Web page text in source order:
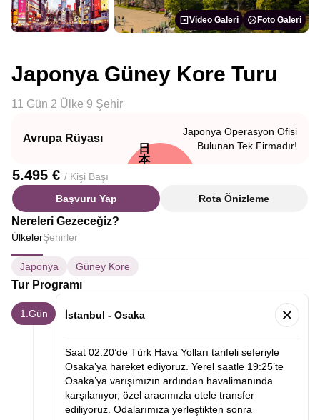
Video Galeri Foto Galeri
Japonya Güney Kore Turu
11 Gün 2 Ülke 9 Şehir
Avrupa Rüyası
日
本
Japonya Operasyon Ofisi
Bulunan Tek Firmadır!
5.495 € / Kişi Başı
Başvuru Yap
Rota Önizleme
Nereleri Gezeceğiz?
ÜlkelerŞehirler
Japonya Güney Kore
Tur Programı
1.Gün İstanbul - Osaka
Saat 02:20’de Türk Hava Yolları tarifeli seferiyle
Osaka’ya hareket ediyoruz. Yerel saatle 19:25’te
Osaka’ya varışımızın ardından havalimanında
karşılanıyor, özel aracımızla otele transfer
ediliyoruz. Odalarımıza yerleştikten sonra